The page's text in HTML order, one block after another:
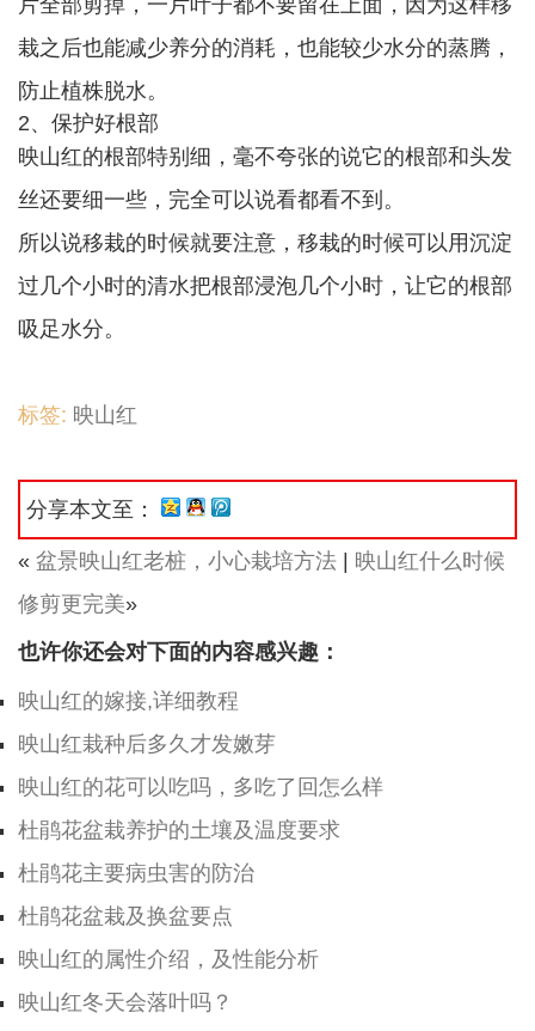
片全部剪掉，一片叶子都不要留在上面，因为这样移
栽之后也能减少养分的消耗，也能较少水分的蒸腾，
防止植株脱水。
2、保护好根部
映山红的根部特别细，毫不夸张的说它的根部和头发
丝还要细一些，完全可以说看都看不到。
所以说移栽的时候就要注意，移栽的时候可以用沉淀
过几个小时的清水把根部浸泡几个小时，让它的根部
吸足水分。
标签: 映山红
分享本文至：
« 盆景映山红老桩，小心栽培方法
映山红什么时候
修剪更完美»
也许你还会对下面的内容感兴趣：
映山红的嫁接,详细教程
映山红栽种后多久才发嫩芽
映山红的花可以吃吗，多吃了回怎么样
杜鹃花盆栽养护的土壤及温度要求
杜鹃花主要病虫害的防治
杜鹃花盆栽及换盆要点
映山红的属性介绍，及性能分析
映山红冬天会落叶吗？